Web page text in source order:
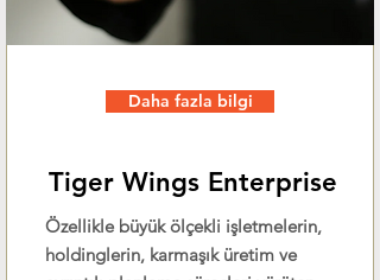
Daha fazla bilgi
Tiger Wings Enterprise
Özellikle büyük ölçekli işletmelerin,
holdinglerin, karmaşık üretim ve